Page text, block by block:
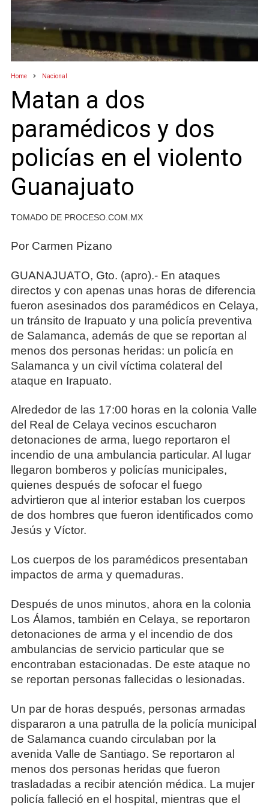
Home Nacional
Matan a dos
paramédicos y dos
policías en el violento
Guanajuato
TOMADO DE PROCESO.COM.MX
Por Carmen Pizano
GUANAJUATO, Gto. (apro).- En ataques
directos y con apenas unas horas de diferencia
fueron asesinados dos paramédicos en Celaya,
un tránsito de Irapuato y una policía preventiva
de Salamanca, además de que se reportan al
menos dos personas heridas: un policía en
Salamanca y un civil víctima colateral del
ataque en Irapuato.
Alrededor de las 17:00 horas en la colonia Valle
del Real de Celaya vecinos escucharon
detonaciones de arma, luego reportaron el
incendio de una ambulancia particular. Al lugar
llegaron bomberos y policías municipales,
quienes después de sofocar el fuego
advirtieron que al interior estaban los cuerpos
de dos hombres que fueron identificados como
Jesús y Víctor.
Los cuerpos de los paramédicos presentaban
impactos de arma y quemaduras.
Después de unos minutos, ahora en la colonia
Los Álamos, también en Celaya, se reportaron
detonaciones de arma y el incendio de dos
ambulancias de servicio particular que se
encontraban estacionadas. De este ataque no
se reportan personas fallecidas o lesionadas.
Un par de horas después, personas armadas
dispararon a una patrulla de la policía municipal
de Salamanca cuando circulaban por la
avenida Valle de Santiago. Se reportaron al
menos dos personas heridas que fueron
trasladadas a recibir atención médica. La mujer
policía falleció en el hospital, mientras que el